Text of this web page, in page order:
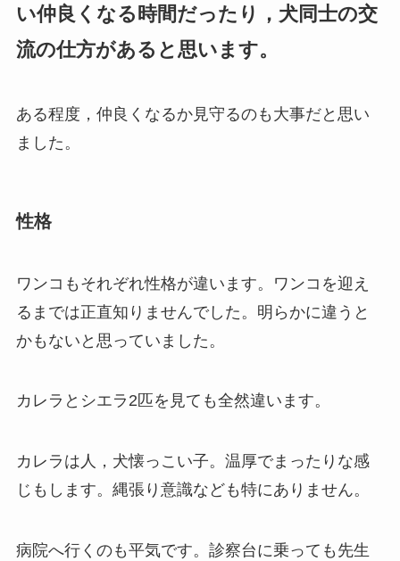
い仲良くなる時間だったり，犬同士の交
流の仕方があると思います。
ある程度，仲良くなるか見守るのも大事だと思い
ました。
性格
ワンコもそれぞれ性格が違います。ワンコを迎え
るまでは正直知りませんでした。明らかに違うと
かもないと思っていました。
カレラとシエラ2匹を見ても全然違います。
カレラは人，犬懐っこい子。温厚でまったりな感
じもします。縄張り意識なども特にありません。
病院へ行くのも平気です。診察台に乗っても先生